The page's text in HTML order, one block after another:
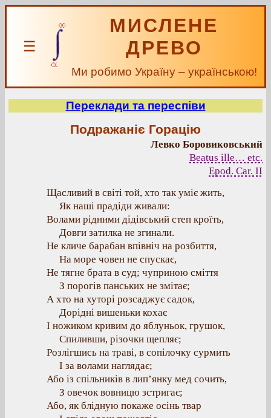
☰
МИСЛЕНЕ
ДРЕВО
Ми робимо Україну – українською!
Переклади та переспіви
Подражаніє Горацію
Левко Боровиковський
Beatus ille… etc.
Epod. Car. II
Щасливий в світі той, хто так уміє жить,
Як наші прадіди живали:
Волами рідними дідівський степ кроїть,
Довги затилка не згинали.
Не кличе барабан впівніч на розбиття,
На море човен не спускає,
Не тягне брата в суд; чуприною сміття
З порогів панських не змітає;
А хто на хуторі розсаджує садок,
Дорідні вишеньки кохає
І ножиком кривим до яблуньок, грушок,
Спиливши, різочки щепляє;
Розлігшись на траві, в сопілочку сурмить
І за волами наглядає;
Або із спільників в лип’янку мед сочить,
З овечок вовницю зстригає;
Або, як блідную покаже осінь твар